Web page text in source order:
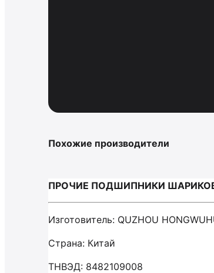
Похожие производители
ПРОЧИЕ ПОДШИПНИКИ ШАРИКОВЫЕ
Изготовитель: QUZHOU
Страна: Китай
ТНВЭД: 8482109008